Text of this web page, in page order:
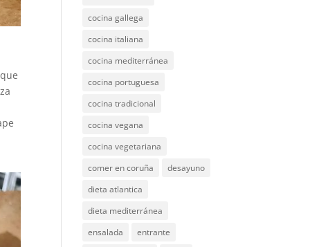
cocina gallega
cocina italiana
cocina mediterránea
cocina portuguesa
cocina tradicional
cocina vegana
cocina vegetariana
comer en coruña
desayuno
dieta atlantica
dieta mediterránea
ensalada
entrante